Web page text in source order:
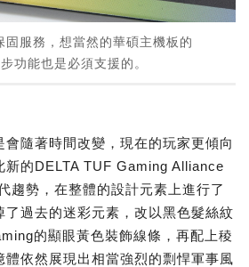
固服務，想當然的華碩主機板的
功能也是必須支援的。
隨著時間改變，現在的玩家更傾向
新的DELTA TUF Gaming Alliance
趨勢，在整體的設計元素上進行了
了過去的迷彩元素，改以黑色髮絲紋
的顯眼黃色裝飾線條，再配上稜
體依然展現出相當強烈的剽悍軍事風